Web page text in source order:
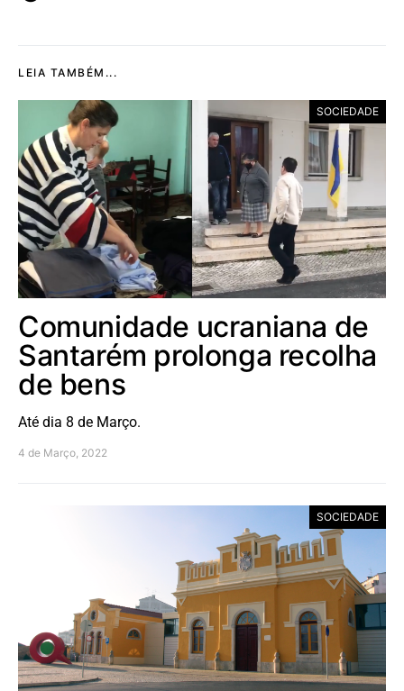
LEIA TAMBÉM...
SOCIEDADE
Comunidade ucraniana de
Santarém prolonga recolha
de bens
Até dia 8 de Março.
4 de Março, 2022
SOCIEDADE